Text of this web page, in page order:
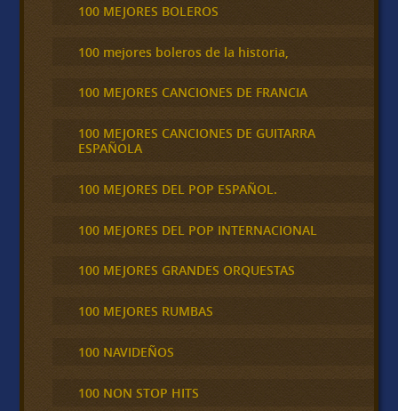
100 MEJORES BOLEROS
100 mejores boleros de la historia,
100 MEJORES CANCIONES DE FRANCIA
100 MEJORES CANCIONES DE GUITARRA
ESPAÑOLA
100 MEJORES DEL POP ESPAÑOL.
100 MEJORES DEL POP INTERNACIONAL
100 MEJORES GRANDES ORQUESTAS
100 MEJORES RUMBAS
100 NAVIDEÑOS
100 NON STOP HITS